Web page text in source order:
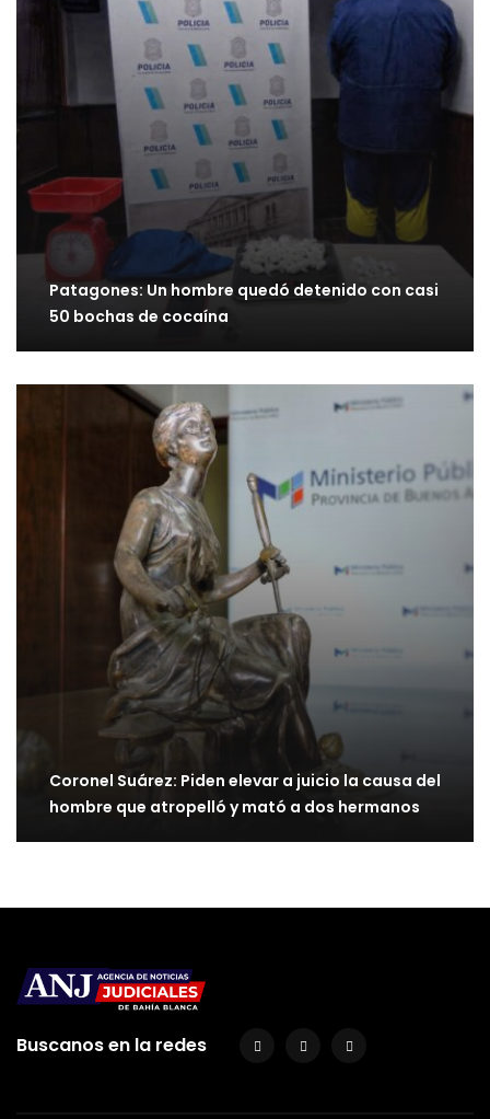
Patagones: Un hombre quedó detenido con casi
50 bochas de cocaína
Coronel Suárez: Piden elevar a juicio la causa del
hombre que atropelló y mató a dos hermanos
Buscanos en la redes